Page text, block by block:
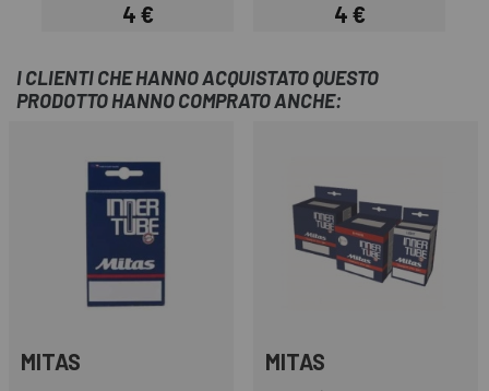
Prezzo
4 € Prezzo
4 €
I CLIENTI CHE HANNO ACQUISTATO QUESTO
PRODOTTO HANNO COMPRATO ANCHE:
MITAS MITAS